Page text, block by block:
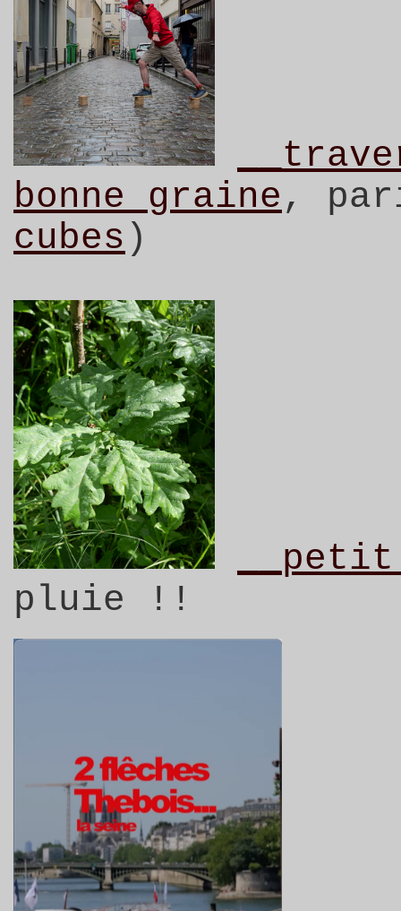
bonne graine,
cubes )
pluie !!